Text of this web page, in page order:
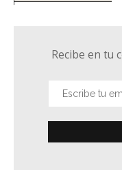
Recibe en tu